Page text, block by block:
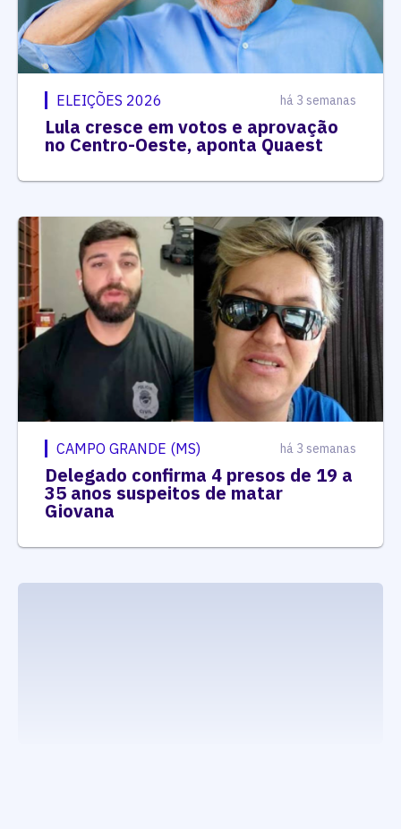
ELEIÇÕES 2026 há 3 semanas
Lula cresce em votos e aprovação
no Centro-Oeste, aponta Quaest
CAMPO GRANDE (MS) há 3 semanas
Delegado confirma 4 presos de 19 a
35 anos suspeitos de matar
Giovana